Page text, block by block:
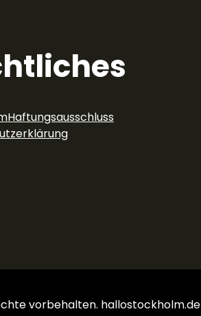
Haftungsausschluss
vorbehalten. hallostockholm.de